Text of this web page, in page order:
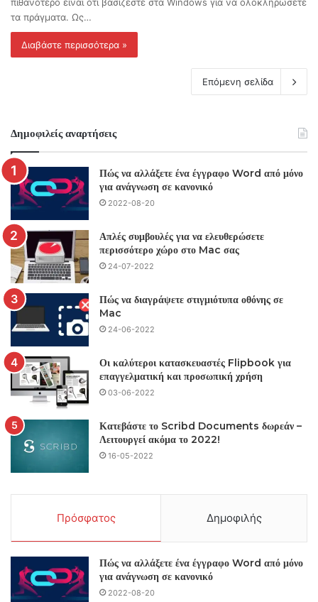
τα πράγματα. Ως…
Διαβάστε περισσότερα »
Επόμενη σελίδα
Δημοφιλείς αναρτήσεις
Πώς να αλλάξετε ένα έγγραφο Word από μόνο
για ανάγνωση σε κανονικό
2022-08-20
Απλές συμβουλές για να ελευθερώσετε
περισσότερο χώρο στο Mac σας
24-07-2022
Πώς να διαγράψετε στιγμιότυπα οθόνης σε
Mac
24-06-2022
Οι καλύτεροι κατασκευαστές Flipbook για
επαγγελματική και προσωπική χρήση
03-06-2022
Κατεβάστε το Scribd Documents δωρεάν –
Λειτουργεί ακόμα το 2022!
16-05-2022
Πρόσφατος Δημοφιλής
Πώς να αλλάξετε ένα έγγραφο Word από μόνο
για ανάγνωση σε κανονικό
2022-08-20